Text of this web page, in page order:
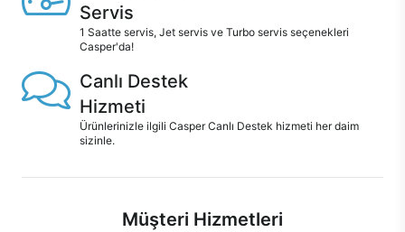
Servis
1 Saatte servis, Jet servis ve Turbo servis seçenekleri
Casper'da!
Canlı Destek
Hizmeti
Ürünlerinizle ilgili Casper Canlı Destek hizmeti her daim
sizinle.
Müşteri Hizmetleri